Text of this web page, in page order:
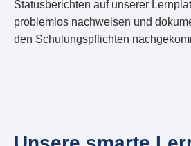
Statusberichten auf unserer
problemlos nachweisen und
den Schulungspflichten